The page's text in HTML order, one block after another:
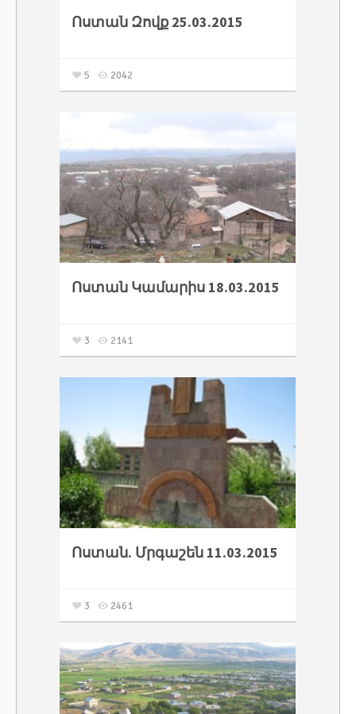
Ոստան Զովք 25.03.2015
5 2042
Ոստան Կամարիս 18.03.2015
3 2141
Ոստան. Մրգաշեն 11.03.2015
3 2461